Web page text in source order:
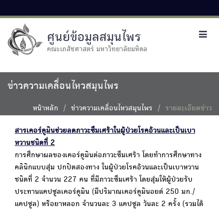
ศูนย์ข้อมูลสมุนไพร
คณะเภสัชศาสตร์ มหาวิทยาลัยมหิดล
ข่าวความเคลื่อนไหวสมุนไพร
หน้าหลัก ข่าวความเคลื่อนไหวสมุนไพร รายละเอียดข่าว
สารเคอร์คูมินช่วยลดภาวะซึมเศร้าในผู้ป่วยโรคอ้วนและเป็นเบา
หวานชนิดที่ 2
การศึกษาผลของเคอร์คูมินต่อภาวะซึมเศร้า โดยทำการศึกษาทาง
คลินิกแบบสุ่ม ปกปิดสองทาง ในผู้ป่วยโรคอ้วนและเป็นเบาหวาน
ชนิดที่ 2 จำนวน 227 คน ที่มีภาวะซึมเศร้า โดยสุ่มให้ผู้ป่วยรับ
ประทานแคปซูลเคอร์คูมิน (มีปริมาณเคอร์คูมินอยด์ 250 มก./
แคปซูล) หรือยาหลอก จำนวนละ 3 แคปซูล วันละ 2 ครั้ง (รวมได้